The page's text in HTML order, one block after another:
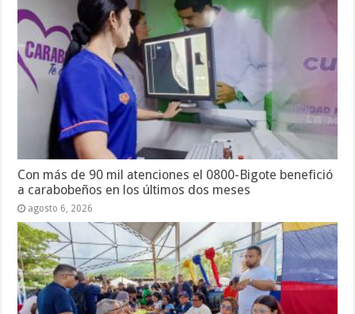
Con más de 90 mil atenciones el 0800-Bigote benefició
a carabobeños en los últimos dos meses
agosto 6, 2026